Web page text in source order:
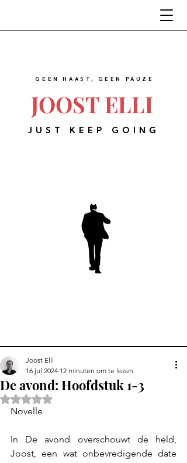
JOOST ELLI
GEEN HAAST, GEEN PAUZE
JUST KEEP GOING
De avond: Hoofdstuk 1-3
Joost Elli
16 jul 2024 12 minuten om te lezen
Beoordeeld met NaN uit 5 sterren.
Novelle
In De avond overschouwt de held,
Joost, een wat onbevredigende date